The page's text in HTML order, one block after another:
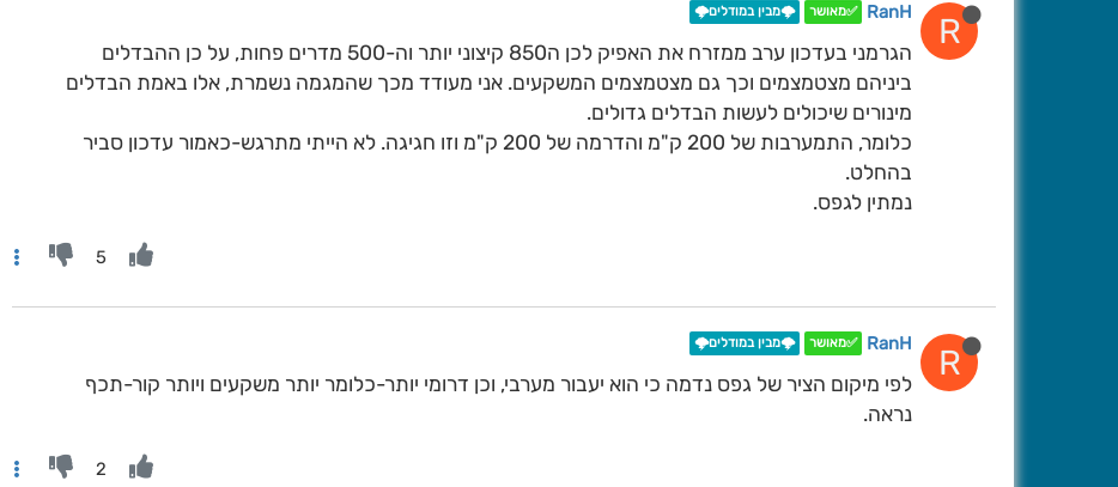
R
RanH ✅מאושר 🌩️מבין במודלים🌩️
הגרמני בעדכון ערב ממזרח את האפיק לכן ה850 קיצוני יותר וה-500 מדרים פחות, על כן ההבדלים
ביניהם מצטמצמים וכך גם מצטמצמים המשקעים. אני מעודד מכך שהמגמה נשמרת, אלו באמת הבדלים
מינורים שיכולים לעשות הבדלים גדולים.
כלומר, התמערבות של 200 ק"מ והדרמה של 200 ק"מ וזו חגיגה. לא הייתי מתרגש-כאמור עדכון סביר
בהחלט.
נמתין לגפס.
5
R
RanH ✅מאושר 🌩️מבין במודלים🌩️
לפי מיקום הציר של גפס נדמה כי הוא יעבור מערבי, וכן דרומי יותר-כלומר יותר משקעים ויותר קור-תכף
נראה.
2